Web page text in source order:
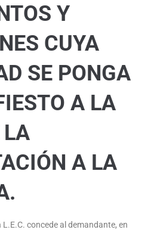
Y
CUYA
SE PONGA
A LA
LA
A LA
concede al demandante, en